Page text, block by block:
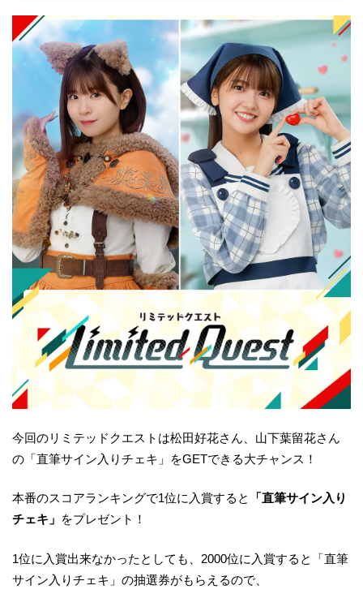
今回のリミテッドクエストは松田好花さん、山下葉留花さん
の「直筆サイン入りチェキ」をGETできる大チャンス！
本番のスコアランキングで1位に入賞すると
「直筆サイン入り
チェキ」 をプレゼント！
1位に入賞出来なかったとしても、2000位に入賞すると「直筆
サイン入りチェキ」の抽選券がもらえるので、